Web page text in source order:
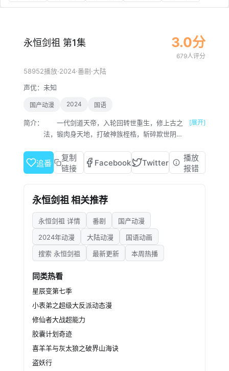
永恒剑祖 第1集 3.0分
679人评分
58952播放·2024·番剧·大陆
声优： 未知
国产动漫 2024 国语
简介：
一代剑道天帝，入轮回转世重生，修上古之
法，锻肉身天地，打破神族桎梏，斩碎欺世阴
[展开]
追番
复制
链接
Facebook Twitter
播放
报错
永恒剑祖 相关推荐
永恒剑祖 详情 番剧
国产动漫
2024年动漫
大陆动漫
国语动画
搜索 永恒剑祖
最新更新 本周热播
同类热看
星辰变第七季
小表弟之超级大反派动态漫
修仙者大战超能力
胶囊计划奇迹
喜羊羊与灰太狼之破界山海诀
盗妖行